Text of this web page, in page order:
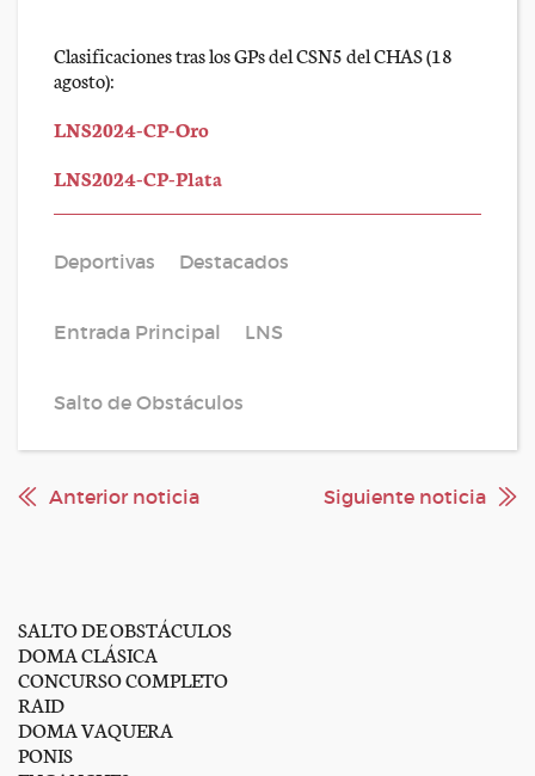
Clasificaciones tras los GPs del CSN5 del CHAS (18
agosto):
LNS2024-CP-Oro
LNS2024-CP-Plata
Deportivas Destacados
Entrada Principal LNS
Salto de Obstáculos
Anterior noticia Siguiente noticia
SALTO DE OBSTÁCULOS
DOMA CLÁSICA
CONCURSO COMPLETO
RAID
DOMA VAQUERA
PONIS